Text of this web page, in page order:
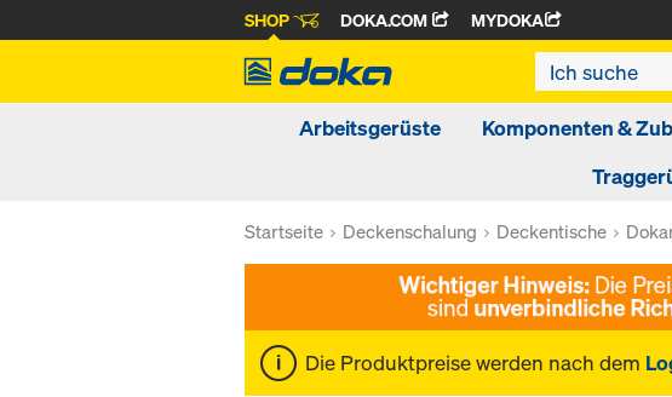
SHOP DOKA.COM MYDOKA
Arbeitsgerüste Komponenten &
Startseite Deckenschalung Deckentische
Die Produktpreise werden nach dem